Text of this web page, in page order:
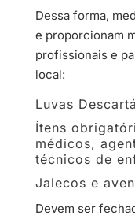
Dessa forma,
e proporcionam
profissionais e
local:
Luvas
Ítens
médicos,
técnicos de
Jalecos e
Devem ser